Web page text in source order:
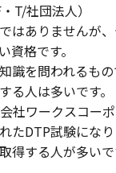
T/社団法人）
はありませんが
資格です。
識を問われるも
る人は多いです。
社ワークスコーポ
たDTP試験にな
得する人が多いで